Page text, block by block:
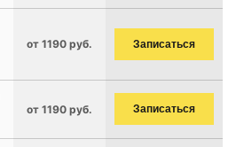
от 1190 руб. Записаться
от 1190 руб. Записаться